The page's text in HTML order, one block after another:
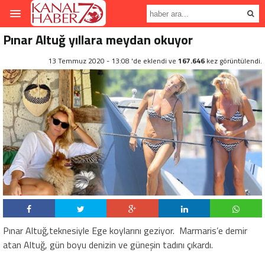
Pınar Altuğ yıllara meydan okuyor
13 Temmuz 2020 - 13:08 'de eklendi ve 167.646 kez görüntülendi.
Pınar Altuğ,teknesiyle Ege koylarını geziyor. Marmaris’e demir
atan Altuğ, gün boyu denizin ve güneşin tadını çıkardı.